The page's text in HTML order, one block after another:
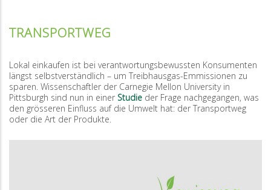
TRANSPORTWEG
Lokal einkaufen ist bei verantwortungsbewussten Konsumenten
längst selbstverständlich – um Treibhausgas-Emmissionen zu
sparen. Wissenschaftler der Carnegie Mellon University in
Pittsburgh sind nun in einer Studie der Frage nachgegangen, was
den grösseren Einfluss auf die Umwelt hat: der Transportweg
oder die Art der Produkte.